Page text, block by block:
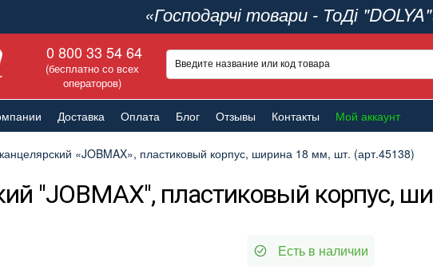
«Господарчі товари - ТоДі
0 800 33 54 64
(бесплатно со всех
операторов)
Доставка Оплата Блог Отзывы Контакты Мой аккаунт
«JOBMAX», пластиковый корпус, ширина 18 мм, шт. (арт.45138)
"JOBMAX", пластиковый корпус,
Есть в наличии